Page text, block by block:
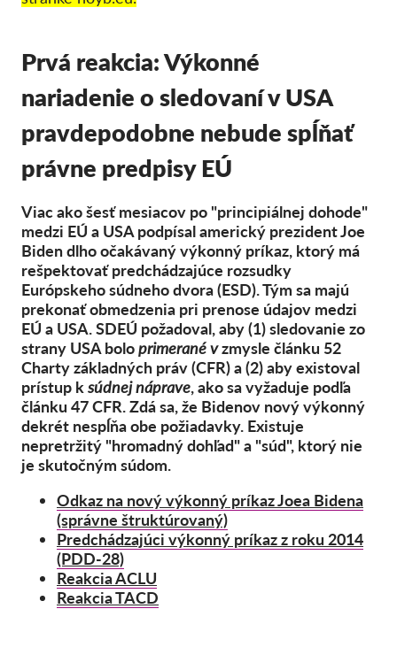
Média
Kontakt
GDPRhub
Prvá reakcia: Výkonné
nariadenie o sledovaní v USA
pravdepodobne nebude spĺňať
právne predpisy EÚ
Viac ako šesť mesiacov po "principiálnej dohode"
medzi EÚ a USA podpísal americký prezident Joe
Biden dlho očakávaný výkonný príkaz, ktorý má
rešpektovať predchádzajúce rozsudky
Európskeho súdneho dvora (ESD). Tým sa majú
prekonať obmedzenia pri prenose údajov medzi
EÚ a USA. SDEÚ požadoval, aby (1) sledovanie zo
strany USA boloprimerané vzmysle článku 52
Charty základných práv (CFR) a (2) aby existoval
prístup ksúdnej náprave, ako sa vyžaduje podľa
článku 47 CFR. Zdá sa, že Bidenov nový výkonný
dekrét nespĺňa obe požiadavky. Existuje
nepretržitý "hromadný dohľad" a "súd", ktorý nie
je skutočným súdom.
Odkaz na nový výkonný príkaz Joea Bidena
(správne štruktúrovaný)
Predchádzajúci výkonný príkaz z roku 2014
(PDD-28)
Reakcia ACLU
Reakcia TACD